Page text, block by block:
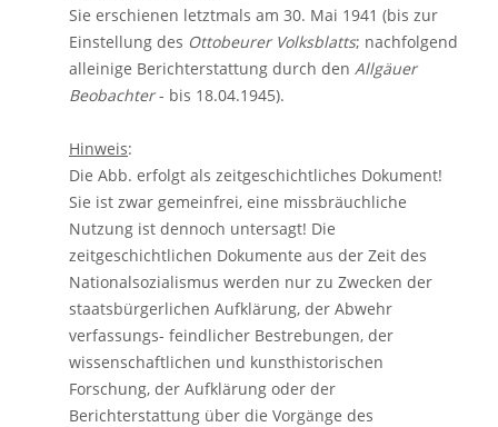
Sie erschienen letztmals am 30. Mai 1941 (bis zur
Einstellung des Ottobeurer Volksblatts; nachfolgend
alleinige Berichterstattung durch den Allgäuer
Beobachter- bis 18.04.1945).
Hinweis:
Die Abb. erfolgt als zeitgeschichtliches Dokument!
Sie ist zwar gemeinfrei, eine missbräuchliche
Nutzung ist dennoch untersagt! Die
zeitgeschichtlichen Dokumente aus der Zeit des
Nationalsozialismus werden nur zu Zwecken der
staatsbürgerlichen Aufklärung, der Abwehr
verfassungs- feindlicher Bestrebungen, der
wissenschaftlichen und kunsthistorischen
Forschung, der Aufklärung oder der
Berichterstattung über die Vorgänge des